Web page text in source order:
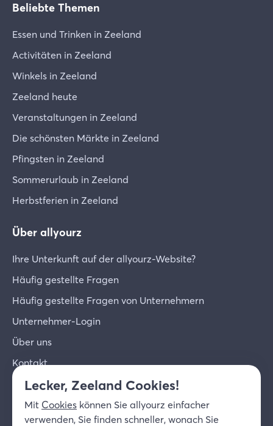
Beliebte Themen
Essen und Trinken in Zeeland
Activitäten in Zeeland
Winkels in Zeeland
Zeeland heute
Veranstaltungen in Zeeland
Die schönsten Märkte in Zeeland
Pfingsten in Zeeland
Sommerurlaub in Zeeland
Herbstferien in Zeeland
Über allyourz
Ihre Unterkunft auf der allyourz-Website?
Häufig gestellte Fragen
Häufig gestellte Fragen von Unternehmern
Unternehmer-Login
Über uns
Kontakt
© 2026 allyourz b.v.
Datenschutzrichtlinie
Cookies
Lecker, Zeeland Cookies!
Mit Cookies können Sie allyourz einfacher
verwenden, Sie finden schneller, wonach Sie